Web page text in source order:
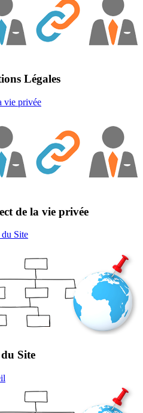
Légales
vie privée
de la vie privée
Site
Site